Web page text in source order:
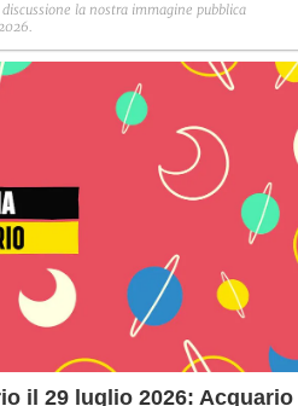
la nostra immagine pubblica
il 29 luglio 2026: Acquario